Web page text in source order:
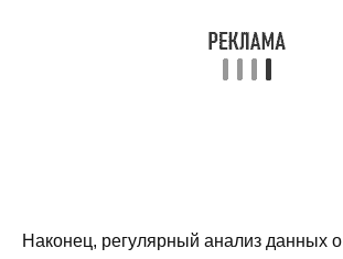
Наконец, регулярный анализ данных о